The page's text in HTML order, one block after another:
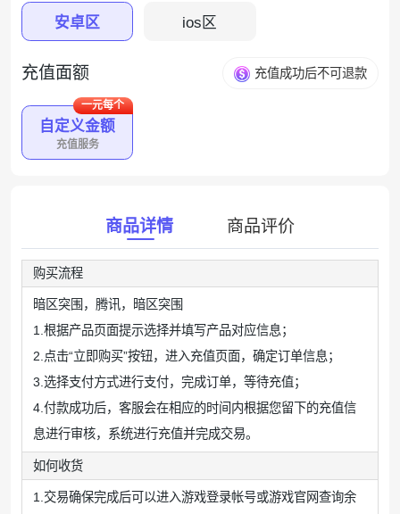
安卓区 ios区
充值面额 充值成功后不可退款
自定义金额
一元每个
充值服务
商品详情 商品评价
购买流程
暗区突围，腾讯，暗区突围
1.根据产品页面提示选择并填写产品对应信息；
2.点击“立即购买”按钮，进入充值页面，确定订单信息；
3.选择支付方式进行支付，完成订单，等待充值；
4.付款成功后，客服会在相应的时间内根据您留下的充值信
息进行审核，系统进行充值并完成交易。
如何收货
1.交易确保完成后可以进入游戏登录帐号或游戏官网查询余